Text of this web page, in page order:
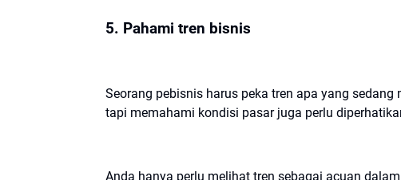
5. Pahami tren bisnis
Seorang pebisnis harus peka tren apa yang
tapi memahami kondisi pasar juga perlu
Anda hanya perlu melihat tren sebagai acuan